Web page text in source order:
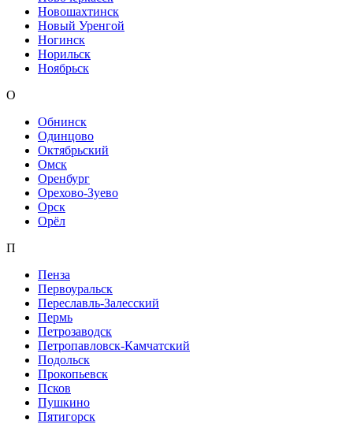
Новошахтинск
Новый Уренгой
Ногинск
Норильск
Ноябрьск
О
Обнинск
Одинцово
Октябрьский
Омск
Оренбург
Орехово-Зуево
Орск
Орёл
П
Пенза
Первоуральск
Переславль-Залесский
Пермь
Петрозаводск
Петропавловск-Камчатский
Подольск
Прокопьевск
Псков
Пушкино
Пятигорск